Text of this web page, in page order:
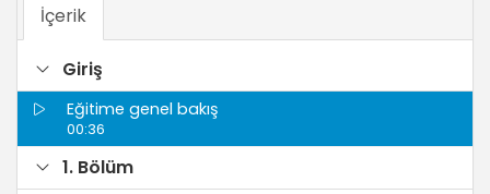
İçerik
Giriş
Eğitime genel bakış
00:36
1. Bölüm